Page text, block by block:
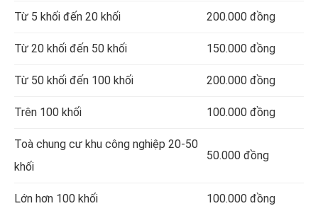
Từ 5 khối đến 20 khối 200.000 đồng
Từ 20 khối đến 50 khối 150.000 đồng
Từ 50 khối đến 100 khối 200.000 đồng
Trên 100 khối 100.000 đồng
Toà chung cư khu công nghiệp 20-50
khối
50.000 đồng
Lớn hơn 100 khối 100.000 đồng